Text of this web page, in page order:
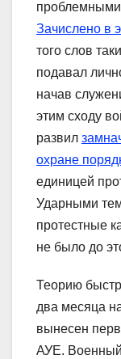
Зачислено в
того слов
подавал
начав
этим сходу
развил
охране
единицей
Ударными
протестные
не было до
Теорию
два месяца
вынесен
АУЕ. Военный